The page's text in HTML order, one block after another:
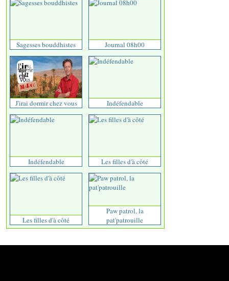
Sagesses bouddhistes Journal 08h00
J'irai dormir chez vous Indéfendable
Indéfendable Les filles d'à côté
Les filles d'à côté
Paw patrol, la
pat'patrouille